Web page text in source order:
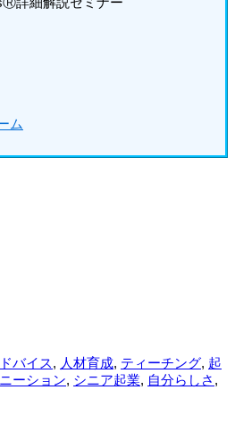
ム
バイス, 人材育成, ティーチング, 起
ーション, シニア起業, 自分らしさ ,